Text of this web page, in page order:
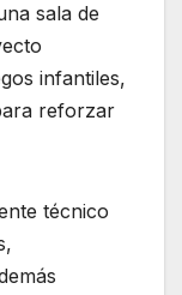
sala de
infantiles,
reforzar
técnico